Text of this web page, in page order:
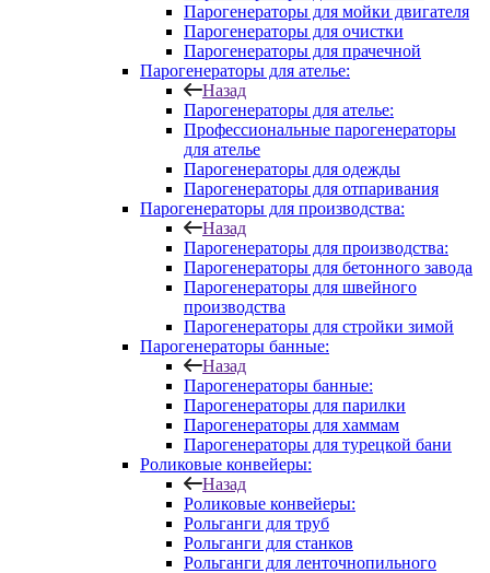
Парогенераторы для мойки двигателя
Парогенераторы для очистки
Парогенераторы для прачечной
Парогенераторы для ателье:
Назад
Парогенераторы для ателье:
Профессиональные парогенераторы
для ателье
Парогенераторы для одежды
Парогенераторы для отпаривания
Парогенераторы для производства:
Назад
Парогенераторы для производства:
Парогенераторы для бетонного завода
Парогенераторы для швейного
производства
Парогенераторы для стройки зимой
Парогенераторы банные:
Назад
Парогенераторы банные:
Парогенераторы для парилки
Парогенераторы для хаммам
Парогенераторы для турецкой бани
Роликовые конвейеры:
Назад
Роликовые конвейеры:
Рольганги для труб
Рольганги для станков
Рольганги для ленточнопильного